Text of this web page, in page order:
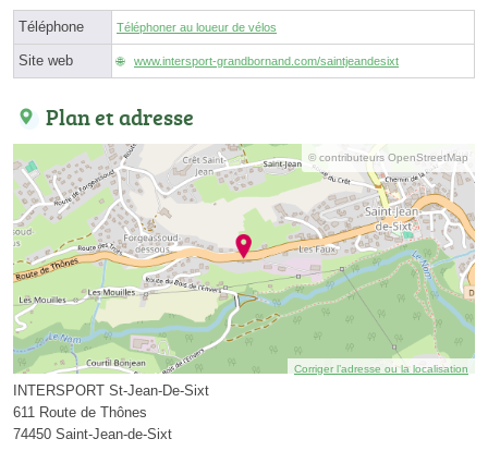
Téléphone Téléphoner au loueur de vélos
Site web www.intersport-grandbornand.com/saintjeandesixt
Plan et adresse
© contributeurs OpenStreetMap
Corriger l’adresse ou la localisation
INTERSPORT St-Jean-De-Sixt
611 Route de Thônes
74450 Saint-Jean-de-Sixt